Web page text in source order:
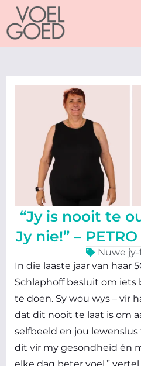
Skip
content
“Jy is nooit te
Jy nie!” –
Nuwe
In die laaste jaar van haar
Schlaphoff besluit om iets
te doen. Sy wou wys – vir
dat dit nooit te laat is om
selfbeeld en jou lewenslus
dit vir my gesondheid én